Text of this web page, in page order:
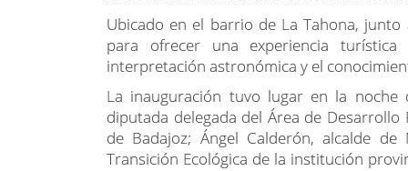
Día 22/09/2025 a las 13:49
La localidad de Magacela cuenta desde
turístico y divulgativo diseñado para la
la importancia de la protección del cielo